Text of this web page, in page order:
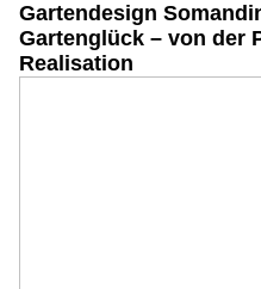
Gartendesign
Gartenglück – von der
Realisation